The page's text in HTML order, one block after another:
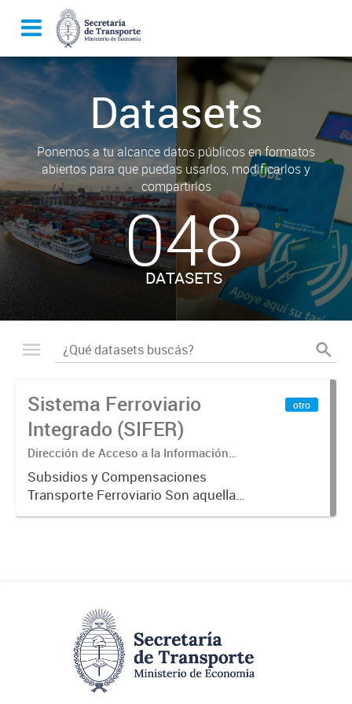
Datasets
Ponemos a tu alcance datos públicos en formatos
abiertos para que puedas usarlos, modificarlos y
compartirlos
048
DATASETS
Sistema Ferroviario
Integrado (SIFER)
Dirección de Acceso a la Información
Pública y Transparencia
Subsidios y Compensaciones
Transporte Ferroviario Son aquellas
transferencias realizadas por la
otro